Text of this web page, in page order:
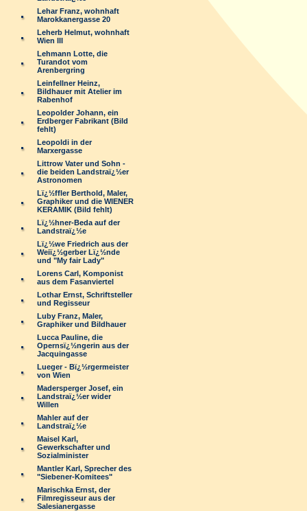
Lehar Franz, wohnhaft
Marokkanergasse 20
Leherb Helmut, wohnhaft
Wien III
Lehmann Lotte, die
Turandot vom
Arenbergring
Leinfellner Heinz,
Bildhauer mit Atelier im
Rabenhof
Leopolder Johann, ein
Erdberger Fabrikant (Bild
fehlt)
Leopoldi in der
Marxergasse
Littrow Vater und Sohn -
die beiden Landstraï¿½er
Astronomen
Lï¿½ffler Berthold, Maler,
Graphiker und die WIENER
KERAMIK (Bild fehlt)
Lï¿½hner-Beda auf der
Landstraï¿½e
Lï¿½we Friedrich aus der
Weiï¿½gerber Lï¿½nde
und "My fair Lady"
Lorens Carl, Komponist
aus dem Fasanviertel
Lothar Ernst, Schriftsteller
und Regisseur
Luby Franz, Maler,
Graphiker und Bildhauer
Lucca Pauline, die
Opernsï¿½ngerin aus der
Jacquingasse
Lueger - Bï¿½rgermeister
von Wien
Madersperger Josef, ein
Landstraï¿½er wider
Willen
Mahler auf der
Landstraï¿½e
Maisel Karl,
Gewerkschafter und
Sozialminister
Mantler Karl, Sprecher des
"Siebener-Komitees"
Marischka Ernst, der
Filmregisseur aus der
Salesianergasse